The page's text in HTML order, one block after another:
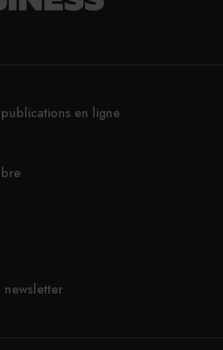
en ligne
newsletter